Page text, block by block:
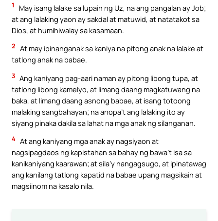
1
May isang lalake sa lupain ng Uz, na ang pangalan ay Job;
at ang lalaking yaon ay sakdal at matuwid, at natatakot sa
Dios, at humihiwalay sa kasamaan.
2 At may ipinanganak sa kaniya na pitong anak na lalake at
tatlong anak na babae.
3 Ang kaniyang pag-aari naman ay pitong libong tupa, at
tatlong libong kamelyo, at limang daang magkatuwang na
baka, at limang daang asnong babae, at isang totoong
malaking sangbahayan; na anopa’t ang lalaking ito ay
siyang pinaka dakila sa lahat na mga anak ng silanganan.
4 At ang kaniyang mga anak ay nagsiyaon at
nagsipagdaos ng kapistahan sa bahay ng bawa’t isa sa
kanikaniyang kaarawan; at sila’y nangagsugo, at ipinatawag
ang kanilang tatlong kapatid na babae upang magsikain at
magsiinom na kasalo nila.